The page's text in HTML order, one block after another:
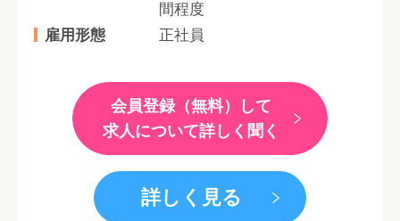
間程度
雇用形態
正社員
会員登録（無料）して
求人について詳しく聞く
詳しく見る